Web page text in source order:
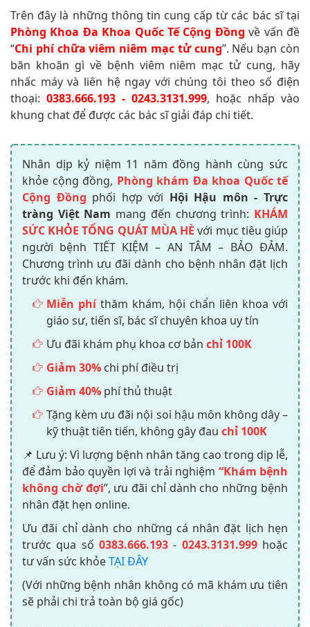
Trên đây là những thông tin cung cấp từ các bác sĩ tại
Phòng Khoa Đa Khoa Quốc Tế Cộng Đồngvề vấn đề
“Chi phí chữa viêm niêm mạc tử cung”. Nếu bạn còn
băn khoăn gì về bệnh viêm niêm mạc tử cung, hãy
nhấc máy và liên hệ ngay với chúng tôi theo số điện
thoại: 0383.666.193 - 0243.3131.999, hoặc nhấp vào
khung chat để được các bác sĩ giải đáp chi tiết.
Nhân dịp kỷ niệm 11 năm đồng hành cùng sức
khỏe cộng đồng, Phòng khám Đa khoa Quốc tế
Cộng Đồng phối hợp với Hội Hậu môn - Trực
tràng Việt Nam mang đến chương trình: KHÁM
SỨC KHỎE TỔNG QUÁT MÙA HÈ với mục tiêu giúp
người bệnh TIẾT KIỆM – AN TÂM – BẢO ĐẢM.
Chương trình ưu đãi dành cho bệnh nhân đặt lịch
trước khi đến khám.
Miễn phíthăm khám, hội chẩn liên khoa với
giáo sư, tiến sĩ, bác sĩ chuyên khoa uy tín
Ưu đãi khám phụ khoa cơ bản chỉ 100K
Giảm 30% chi phí điều trị
Giảm 40% phí thủ thuật
Tặng kèm ưu đãi nội soi hậu môn không dây –
kỹ thuật tiên tiến, không gây đau chỉ 100K
📌 Lưu ý: Vì lượng bệnh nhân tăng cao trong dịp lễ,
để đảm bảo quyền lợi và trải nghiệm “Khám bệnh
không chờ đợi”, ưu đãi chỉ dành cho những bệnh
nhân đặt hẹn online.
Ưu đãi chỉ dành cho những cá nhân đặt lịch hẹn
trước qua số 0383.666.193 - 0243.3131.999hoặc
tư vấn sức khỏeTẠI ĐÂY
(Với những bệnh nhân không có mã khám ưu tiên
sẽ phải chi trả toàn bộ giá gốc)